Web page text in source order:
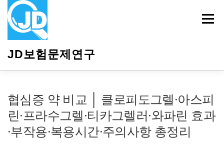
JD보험문제연구
메뉴
협심증 약 비교 │ 클로피도그렐·아스피
린·프라수그렐·티카그렐러·와파린 효과
·부작용·복용시간·주의사항 총정리